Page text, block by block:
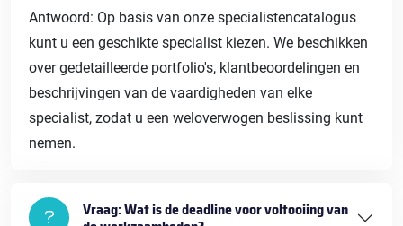
Antwoord: Op basis van onze specialistencatalogus
kunt u een geschikte specialist kiezen. We beschikken
over gedetailleerde portfolio's, klantbeoordelingen en
beschrijvingen van de vaardigheden van elke
specialist, zodat u een weloverwogen beslissing kunt
nemen.
Vraag: Wat is de deadline voor voltooiing van